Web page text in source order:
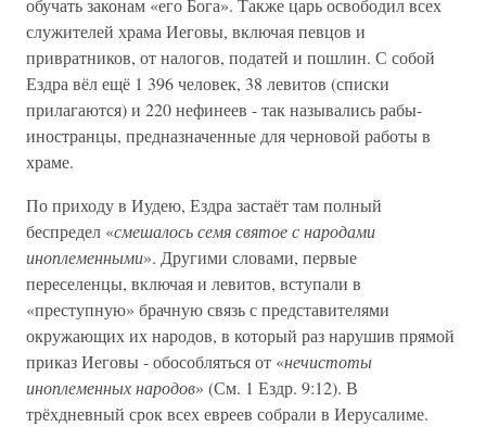
обучать законам «его Бога». Также царь освободил всех
служителей храма Иеговы, включая певцов и
привратников, от налогов, податей и пошлин. С собой
Ездра вёл ещё 1 396 человек, 38 левитов (списки
прилагаются) и 220 нефинеев - так назывались рабы-
иностранцы, предназначенные для черновой работы в
храме.
По приходу в Иудею, Ездра застаёт там полный
беспредел «смешалось семя святое с народами
иноплеменными». Другими словами, первые
переселенцы, включая и левитов, вступали в
«преступную» брачную связь с представителями
окружающих их народов, в который раз нарушив прямой
приказ Иеговы - обособляться от «нечистоты
иноплеменных народов» (См. 1 Ездр. 9:12). В
трёхдневный срок всех евреев собрали в Иерусалиме.